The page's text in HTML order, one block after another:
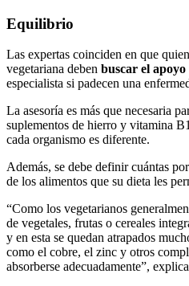
Equilibrio
Las expertas coinciden en que
vegetariana deben buscar el
especialista si padecen una
La asesoría es más que necesaria
suplementos de hierro y vitamina
cada organismo es diferente.
Además, se debe definir cuántas
de los alimentos que su dieta les
“Como los vegetarianos
de vegetales, frutas o cereales
y en esta se quedan atrapados
como el cobre, el zinc y otros
absorberse adecuadamente”,